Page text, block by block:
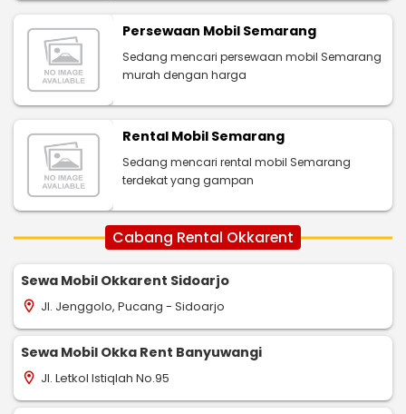
Persewaan Mobil Semarang
Sedang mencari persewaan mobil Semarang
murah dengan harga
Rental Mobil Semarang
Sedang mencari rental mobil Semarang
terdekat yang gampan
Cabang Rental Okkarent
Sewa Mobil Okkarent Sidoarjo
location_on Jl. Jenggolo, Pucang - Sidoarjo
Sewa Mobil Okka Rent Banyuwangi
location_on Jl. Letkol Istiqlah No.95